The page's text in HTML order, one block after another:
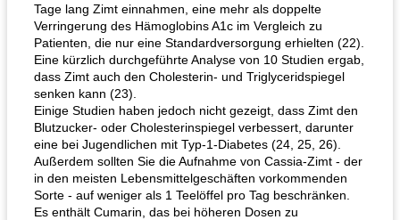
Tage lang Zimt einnahmen, eine mehr als doppelte
Verringerung des Hämoglobins A1c im Vergleich zu
Patienten, die nur eine Standardversorgung erhielten (22).
Eine kürzlich durchgeführte Analyse von 10 Studien ergab,
dass Zimt auch den Cholesterin- und Triglyceridspiegel
senken kann (23).
Einige Studien haben jedoch nicht gezeigt, dass Zimt den
Blutzucker- oder Cholesterinspiegel verbessert, darunter
eine bei Jugendlichen mit Typ-1-Diabetes (24, 25, 26).
Außerdem sollten Sie die Aufnahme von Cassia-Zimt - der
in den meisten Lebensmittelgeschäften vorkommenden
Sorte - auf weniger als 1 Teelöffel pro Tag beschränken.
Es enthält Cumarin, das bei höheren Dosen zu